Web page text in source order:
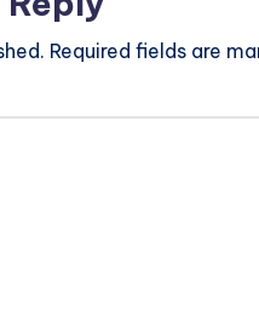
Required fields are